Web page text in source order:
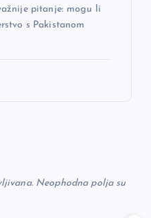
pitanje: mogu li
s Pakistanom
Neophodna polja su